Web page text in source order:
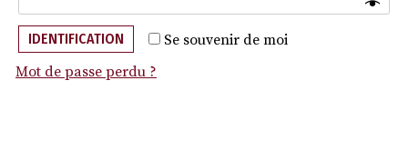
Se souvenir de moi
IDENTIFICATION
Mot de passe perdu ?